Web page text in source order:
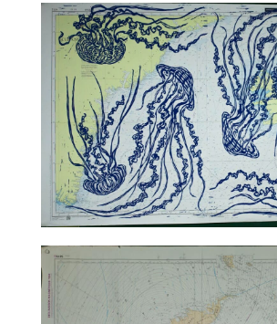
TALC02-08 – Claude Ponti
TALC02-09 – Jean-Marie Appriou